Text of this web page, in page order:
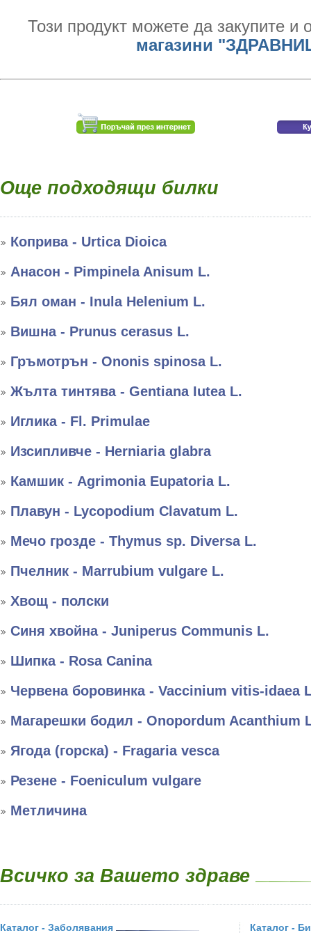
Този продукт можете да закупите и
магазини
Още подходящи билки
Коприва - Urtica Dioica
Анасон - Pimpinela Anisum L.
Бял оман - Inula Helenium L.
Вишна - Prunus cerasus L.
Гръмотрън - Ononis spinosa L.
Жълта тинтява - Gentiana Iutea L.
Иглика - Fl. Primulae
Изсипливче - Herniaria glabra
Камшик - Agrimonia Eupatoria L.
Плавун - Lycopodium Clavatum L.
Мечо грозде - Thymus sp. Diversa L.
Пчелник - Marrubium vulgare L.
Хвощ - полски
Синя хвойна - Juniperus Communis L.
Шипка - Rosa Canina
Червена боровинка - Vaccinium vitis-idaea
Магарешки бодил - Onopordum Acanthium
Ягода (горска) - Fragaria vesca
Резене - Foeniculum vulgare
Метличина
Всичко за Вашето здраве
Каталог - Заболявания Каталог -